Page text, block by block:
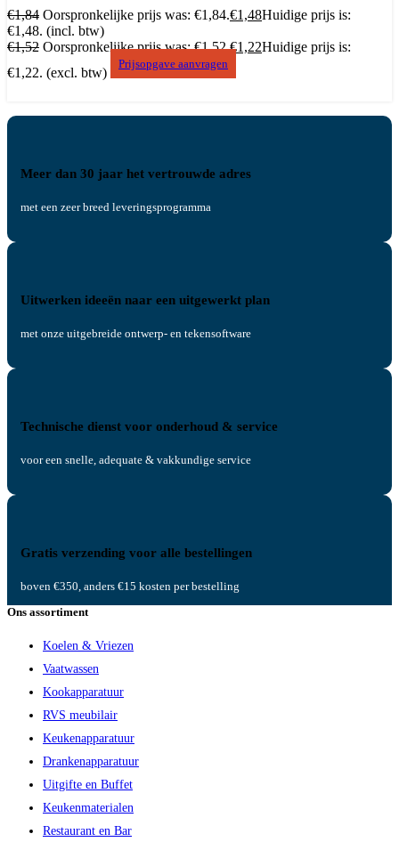
€1,84 Oorspronkelijke prijs was: €1,84.€1,48Huidige prijs is:
€1,48. (incl. btw)
€1,52 Oorspronkelijke prijs was: €1,52.€1,22Huidige prijs is:
€1,22. (excl. btw)
Prijsopgave aanvragen
Meer dan 30 jaar het vertrouwde adres
met een zeer breed leveringsprogramma
Uitwerken ideeën naar een uitgewerkt plan
met onze uitgebreide ontwerp- en tekensoftware
Technische dienst voor onderhoud & service
voor een snelle, adequate & vakkundige service
Gratis verzending voor alle bestellingen
boven €350, anders €15 kosten per bestelling
Ons assortiment
Koelen & Vriezen
Vaatwassen
Kookapparatuur
RVS meubilair
Keukenapparatuur
Drankenapparatuur
Uitgifte en Buffet
Keukenmaterialen
Restaurant en Bar